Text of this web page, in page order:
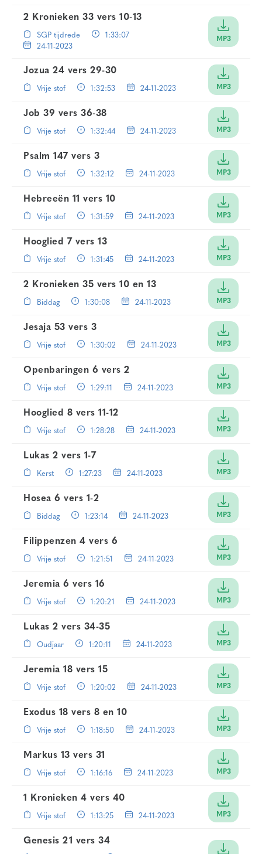
2 Kronieken 33 vers 10-13
SGP tijdrede
1:33:07
24-11-2023
MP3
Jozua 24 vers 29-30
Vrije stof 1:32:53 24-11-2023 MP3
Job 39 vers 36-38
Vrije stof 1:32:44 24-11-2023 MP3
Psalm 147 vers 3
Vrije stof 1:32:12 24-11-2023 MP3
Hebreeën 11 vers 10
Vrije stof 1:31:59 24-11-2023 MP3
Hooglied 7 vers 13
Vrije stof 1:31:45 24-11-2023 MP3
2 Kronieken 35 vers 10 en 13
Biddag 1:30:08 24-11-2023 MP3
Jesaja 53 vers 3
Vrije stof 1:30:02 24-11-2023 MP3
Openbaringen 6 vers 2
Vrije stof 1:29:11 24-11-2023 MP3
Hooglied 8 vers 11-12
Vrije stof 1:28:28 24-11-2023 MP3
Lukas 2 vers 1-7
Kerst 1:27:23 24-11-2023 MP3
Hosea 6 vers 1-2
Biddag 1:23:14 24-11-2023 MP3
Filippenzen 4 vers 6
Vrije stof 1:21:51 24-11-2023 MP3
Jeremia 6 vers 16
Vrije stof 1:20:21 24-11-2023 MP3
Lukas 2 vers 34-35
Oudjaar 1:20:11 24-11-2023 MP3
Jeremia 18 vers 15
Vrije stof 1:20:02 24-11-2023 MP3
Exodus 18 vers 8 en 10
Vrije stof 1:18:50 24-11-2023 MP3
Markus 13 vers 31
Vrije stof 1:16:16 24-11-2023 MP3
1 Kronieken 4 vers 40
Vrije stof 1:13:25 24-11-2023 MP3
Genesis 21 vers 34